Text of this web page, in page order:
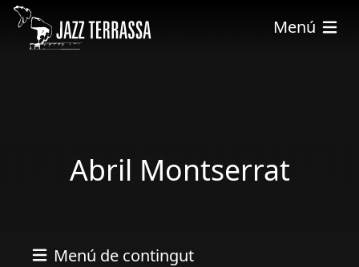
Vés al contingut
Menú
Abril Montserrat
Menú de contingut